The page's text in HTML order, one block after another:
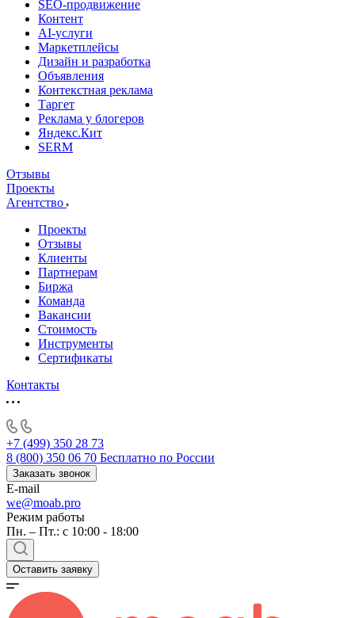
SEO-продвижение
Контент
AI-услуги
Маркетплейсы
Дизайн и разработка
Объявления
Контекстная реклама
Таргет
Реклама у блогеров
Яндекс.Кит
SERM
Отзывы
Проекты
Агентство
Проекты
Отзывы
Клиенты
Партнерам
Биржа
Команда
Вакансии
Стоимость
Инструменты
Сертификаты
Контакты
+7 (499) 350 28 73
8 (800) 350 06 70 Бесплатно по России
Заказать звонок
E-mail
we@moab.pro
Режим работы
Пн. – Пт.: с 10:00 - 18:00
Оставить заявку